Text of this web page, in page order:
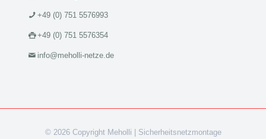
+49 (0) 751 5576993
+49 (0) 751 5576354
info@meholli-netze.de
© 2026 Copyright Meholli | Sicherheitsnetzmontage